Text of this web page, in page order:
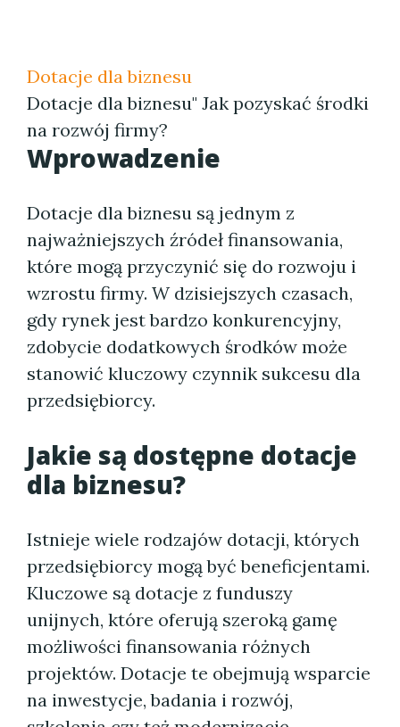
Dotacje dla biznesu
Dotacje dla biznesu" Jak pozyskać środki
na rozwój firmy?
Wprowadzenie
Dotacje dla biznesu są jednym z
najważniejszych źródeł finansowania,
które mogą przyczynić się do rozwoju i
wzrostu firmy. W dzisiejszych czasach,
gdy rynek jest bardzo konkurencyjny,
zdobycie dodatkowych środków może
stanowić kluczowy czynnik sukcesu dla
przedsiębiorcy.
Jakie są dostępne dotacje
dla biznesu?
Istnieje wiele rodzajów dotacji, których
przedsiębiorcy mogą być beneficjentami.
Kluczowe są dotacje z funduszy
unijnych, które oferują szeroką gamę
możliwości finansowania różnych
projektów. Dotacje te obejmują wsparcie
na inwestycje, badania i rozwój,